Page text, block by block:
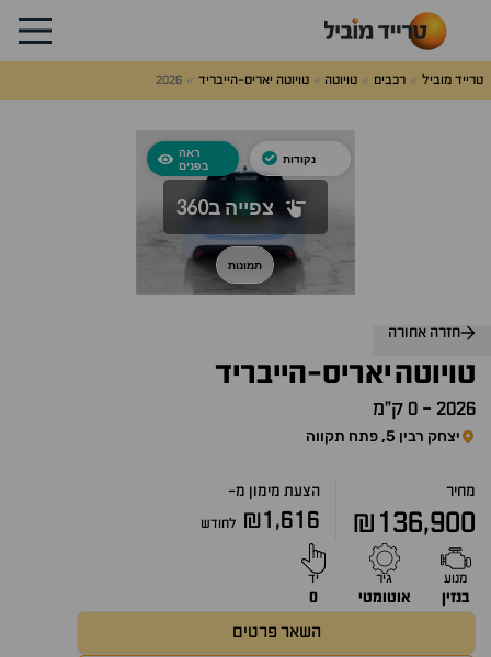
טרייד מוביל רכבים טויוטה טויוטה יאריס-הייבריד 2026
חזרה אחורה
טויוטהיאריס-הייבריד
2026
- 0 ק״מ
יצחק רבין 5, פתח תקווה
מחיר
₪136,900
הצעת מימון מ-
₪1,616 לחודש
מנוע
בנזין
גיר
אוטומטי
יד
0
השאר פרטים